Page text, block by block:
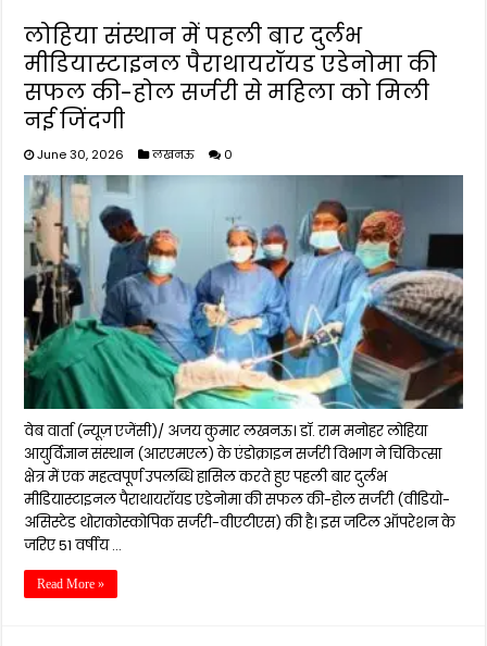
लोहिया संस्थान में पहली बार दुर्लभ
मीडियास्टाइनल पैराथायरॉयड एडेनोमा की
सफल की-होल सर्जरी से महिला को मिली
नई जिंदगी
June 30, 2026 लखनऊ 0
वेब वार्ता (न्यूज़ एजेंसी)/ अजय कुमार लखनऊ। डॉ. राम मनोहर लोहिया
आयुर्विज्ञान संस्थान (आरएमएल) के एंडोक्राइन सर्जरी विभाग ने चिकित्सा
क्षेत्र में एक महत्वपूर्ण उपलब्धि हासिल करते हुए पहली बार दुर्लभ
मीडियास्टाइनल पैराथायरॉयड एडेनोमा की सफल की-होल सर्जरी (वीडियो-
असिस्टेड थोराकोस्कोपिक सर्जरी-वीएटीएस) की है। इस जटिल ऑपरेशन के
जरिए 51 वर्षीय …
Read More »